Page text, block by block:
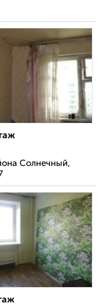
Солнечный,